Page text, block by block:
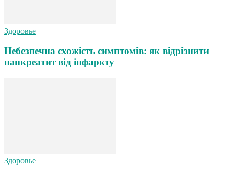
Здоровье
Небезпечна схожість симптомів: як відрізнити
панкреатит від інфаркту
Здоровье